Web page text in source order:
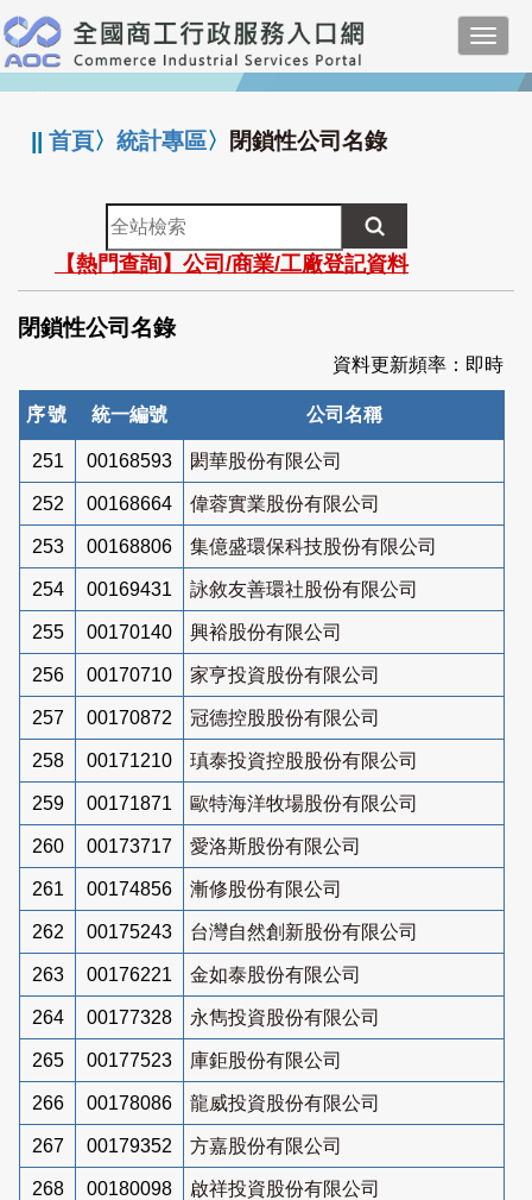
跳
到
主
要
:::
||首頁〉統計專區〉 閉鎖性公司名錄
全
站
檢
索
【熱門查詢】公司/商業/工廠登記資料
閉鎖性公司名錄
資料更新頻率：即時
序號 統一編號 公司名稱
251 00168593 閎華股份有限公司
252 00168664 偉蓉實業股份有限公司
253 00168806 集億盛環保科技股份有限公司
254 00169431 詠敘友善環社股份有限公司
255 00170140 興裕股份有限公司
256 00170710 家亨投資股份有限公司
257 00170872 冠德控股股份有限公司
258 00171210 瑱泰投資控股股份有限公司
259 00171871 歐特海洋牧場股份有限公司
260 00173717 愛洛斯股份有限公司
261 00174856 漸修股份有限公司
262 00175243 台灣自然創新股份有限公司
263 00176221 金如泰股份有限公司
264 00177328 永雋投資股份有限公司
265 00177523 庫鉅股份有限公司
266 00178086 龍威投資股份有限公司
267 00179352 方嘉股份有限公司
268 00180098 啟祥投資股份有限公司